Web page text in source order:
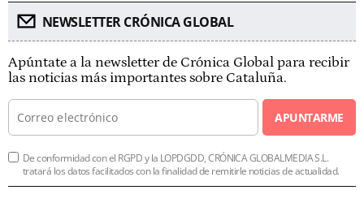
NEWSLETTER CRÓNICA GLOBAL
Apúntate a la newsletter de Crónica Global para recibir
las noticias más importantes sobre Cataluña.
APUNTARME
De conformidad con el RGPD y la LOPDGDD, CRÓNICA GLOBALMEDIA S.L.
tratará los datos facilitados con la finalidad de remitirle noticias de actualidad.